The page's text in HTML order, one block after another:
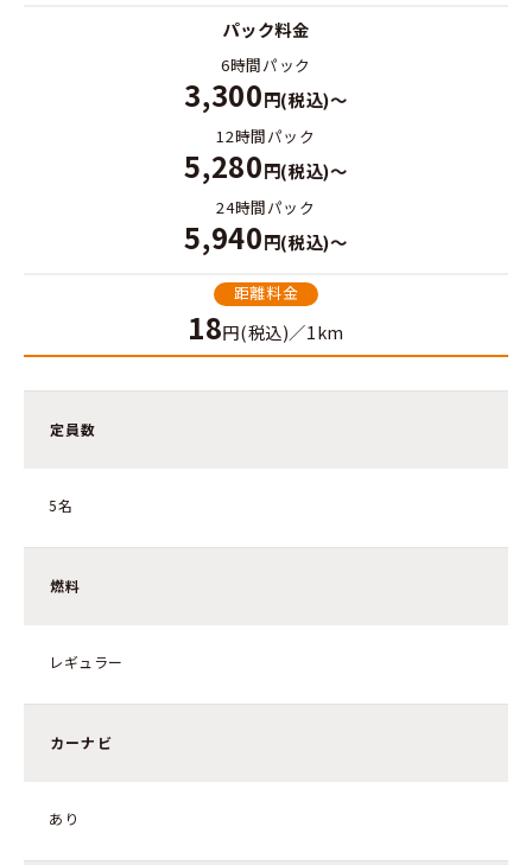
パック料金
6時間パック
3,300円(税込)～
12時間パック
5,280円(税込)～
24時間パック
5,940円(税込)～
距離料金
18円(税込)／1km
定員数
5名
燃料
レギュラー
カーナビ
あり